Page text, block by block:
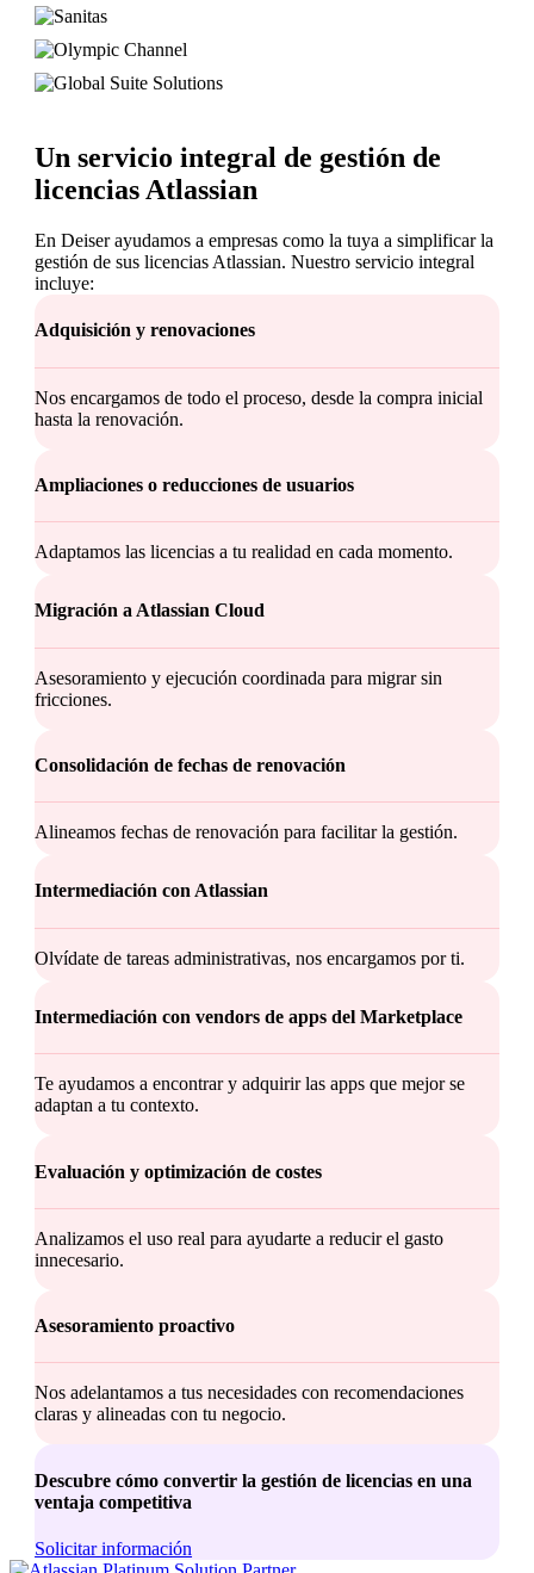
Un servicio integral de gestión de
licencias Atlassian
En Deiser ayudamos a empresas como la tuya a simplificar la
gestión de sus licencias Atlassian. Nuestro servicio integral
incluye:
Adquisición y renovaciones
Nos encargamos de todo el proceso, desde la compra inicial
hasta la renovación.
Ampliaciones o reducciones de usuarios
Adaptamos las licencias a tu realidad en cada momento.
Migración a Atlassian Cloud
Asesoramiento y ejecución coordinada para migrar sin
fricciones.
Consolidación de fechas de renovación
Alineamos fechas de renovación para facilitar la gestión.
Intermediación con Atlassian
Olvídate de tareas administrativas, nos encargamos por ti.
Intermediación con vendors de apps del Marketplace
Te ayudamos a encontrar y adquirir las apps que mejor se
adaptan a tu contexto.
Evaluación y optimización de costes
Analizamos el uso real para ayudarte a reducir el gasto
innecesario.
Asesoramiento proactivo
Nos adelantamos a tus necesidades con recomendaciones
claras y alineadas con tu negocio.
Descubre cómo convertir la gestión de licencias en una
ventaja competitiva
Solicitar información